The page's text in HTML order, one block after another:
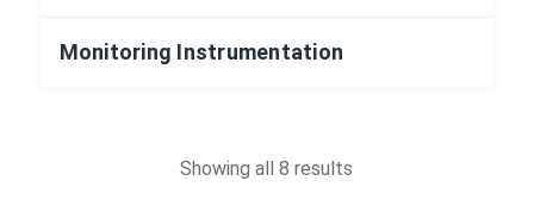
Monitoring Instrumentation
Showing all 8 results